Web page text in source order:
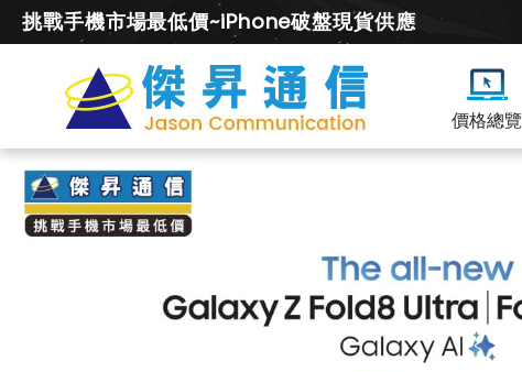
挑戰手機市場最低價~iPhone破盤現貨供應
價格總覽